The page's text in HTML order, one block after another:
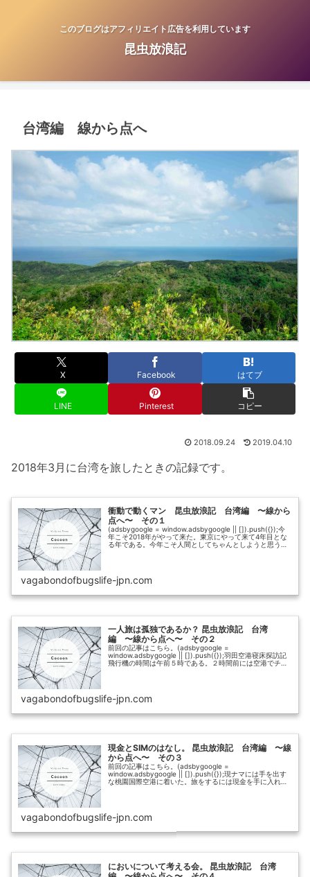
このブログはアフィリエイト広告を利用しています
昆虫放浪記
台湾編 線から点へ
X Facebook はてブ
LINE Pinterest コピー
2018.09.24 2019.04.10
2018年3月に台湾を旅したときの記録です。
衝動で動くマン 昆虫放浪記 台湾編 〜線から
点へ〜 その１
(adsbygoogle = window.adsbygoogle || []).push({});今
年こそ2018年がやって来た。東京にやって来て4年目とな
る年である。今年こそ人間としてちゃんとしようと思う。
vagabondofbugslife-jpn.com
一人旅は孤独であるか？ 昆虫放浪記 台湾
編 〜線から点へ〜 その２
前回の記事はこちら。(adsbygoogle =
window.adsbygoogle || []).push({});羽田空港寝床探訪記
飛行機の時間は午前５時である。２時間前には空港でチェ
vagabondofbugslife-jpn.com
現金とSIMのはなし。 昆虫放浪記 台湾編 〜線
から点へ〜 その３
前回の記事はこちら。(adsbygoogle =
window.adsbygoogle || []).push({});現ナマには手を出す
な桃園国際空港に着いた。旅をするには現金を手に入れね
vagabondofbugslife-jpn.com
においについて考える会。 昆虫放浪記 台湾